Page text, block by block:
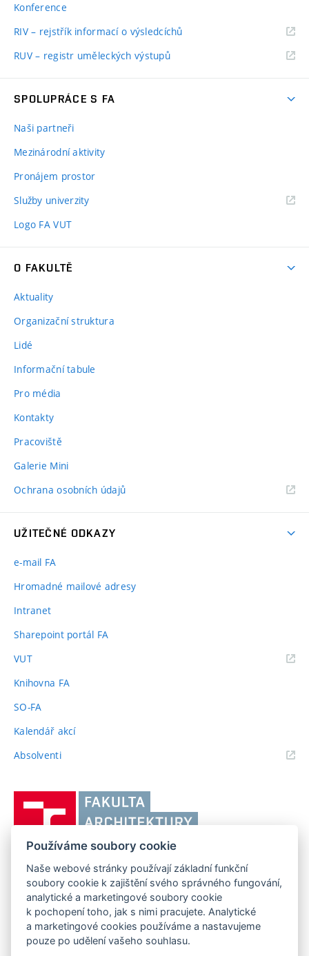
Konference
RIV – rejstřík informací o výsledcíchů
RUV – registr uměleckých výstupů
SPOLUPRÁCE S FA
Naši partneři
Mezinárodní aktivity
Pronájem prostor
Služby univerzity
Logo FA VUT
O FAKULTĚ
Aktuality
Organizační struktura
Lidé
Informační tabule
Pro média
Kontakty
Pracoviště
Galerie Mini
Ochrana osobních údajů
UŽITEČNÉ ODKAZY
e-mail FA
Hromadné mailové adresy
Intranet
Sharepoint portál FA
VUT(externí
Knihovna FA
SO-FA
Kalendář akcí
Absolventi(externí
Brně,
Fakulta
architektury
FAKULTA ARCHITEKTURY VUT V BRNĚ
Poříčí 273/5, 639 00 Brno
Telefon: 54114 6600
www.fa.vutbr.cz
info@fa.vutbr.cz
Používáme soubory cookie
Naše webové stránky používají základní funkční
soubory cookie k zajištění svého správného fungování,
analytické a marketingové soubory cookie
k pochopení toho, jak s nimi pracujete. Analytické
a marketingové cookies používáme a nastavujeme
pouze po udělení vašeho souhlasu.